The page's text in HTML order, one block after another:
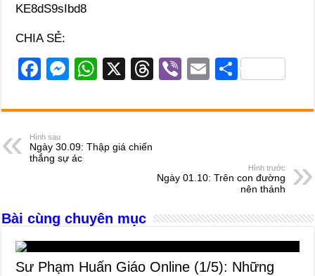
KE8dS9sIbd8
CHIA SẺ:
F
c
e
b
k
M
ss
n
W
at
A
X
T
e
s
Vi
er
E
ail
S
ar
Hình sau
Ngày 30.09: Thập giá chiến
thắng sự ác
Hình trước
Ngày 01.10: Trên con đường
nên thánh
Bài cùng chuyên mục
Sư Phạm Huấn Giáo Online (1/5): Những